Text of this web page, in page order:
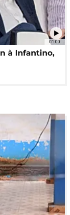
01:00
à Infantino,